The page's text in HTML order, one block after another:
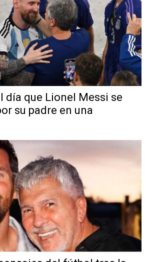
Sábado frío y ventoso en
esperan fuertes ráfagas
día que Lionel Messi se
su padre en una